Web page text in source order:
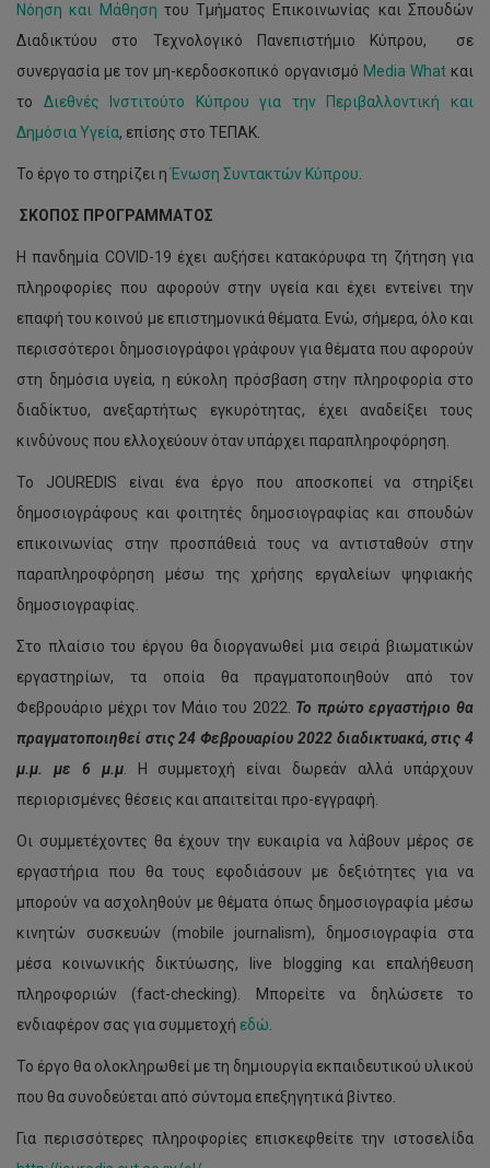
Νόηση και Μάθηση του Τμήματος Επικοινωνίας και Σπουδών
Διαδικτύου στο Τεχνολογικό Πανεπιστήμιο Κύπρου, σε
συνεργασία με τον μη-κερδοσκοπικό οργανισμό Media Whatκαι
το Διεθνές Ινστιτούτο Κύπρου για την Περιβαλλοντική και
Δημόσια Υγεία, επίσης στο ΤΕΠΑΚ.
Το έργο το στηρίζει ηΈνωση Συντακτών Κύπρου
ΣΚΟΠΟΣ ΠΡΟΓΡΑΜΜΑΤΟΣ
Η πανδημία COVID-19 έχει αυξήσει κατακόρυφα τη ζήτηση για
πληροφορίες που αφορούν στην υγεία και έχει εντείνει την
επαφή του κοινού με επιστημονικά θέματα. Ενώ, σήμερα, όλο και
περισσότεροι δημοσιογράφοι γράφουν για θέματα που αφορούν
στη δημόσια υγεία, η εύκολη πρόσβαση στην πληροφορία στο
διαδίκτυο, ανεξαρτήτως εγκυρότητας, έχει αναδείξει τους
κινδύνους που ελλοχεύουν όταν υπάρχει παραπληροφόρηση.
Το JOUREDIS είναι ένα έργο που αποσκοπεί να στηρίξει
δημοσιογράφους και φοιτητές δημοσιογραφίας και σπουδών
επικοινωνίας στην προσπάθειά τους να αντισταθούν στην
παραπληροφόρηση μέσω της χρήσης εργαλείων ψηφιακής
δημοσιογραφίας.
Στο πλαίσιο του έργου θα διοργανωθεί μια σειρά βιωματικών
εργαστηρίων, τα οποία θα πραγματοποιηθούν από τον
Φεβρουάριο μέχρι τον Μάιο του 2022. Το πρώτο εργαστήριο θα
πραγματοποιηθεί στις 24 Φεβρουαρίου 2022 διαδικτυακά, στις 4
μ.μ. με 6 μ.μ. Η συμμετοχή είναι δωρεάν αλλά υπάρχουν
περιορισμένες θέσεις και απαιτείται προ-εγγραφή.
Οι συμμετέχοντες θα έχουν την ευκαιρία να λάβουν μέρος σε
εργαστήρια που θα τους εφοδιάσουν με δεξιότητες για να
μπορούν να ασχοληθούν με θέματα όπως δημοσιογραφία μέσω
κινητών συσκευών (mobile journalism), δημοσιογραφία στα
μέσα κοινωνικής δικτύωσης, live blogging και επαλήθευση
πληροφοριών (fact-checking). Μπορείτε να δηλώσετε το
ενδιαφέρον σας για συμμετοχή εδώ
Το έργο θα ολοκληρωθεί με τη δημιουργία εκπαιδευτικού υλικού
που θα συνοδεύεται από σύντομα επεξηγητικά βίντεο.
Για περισσότερες πληροφορίες επισκεφθείτε την ιστοσελίδα